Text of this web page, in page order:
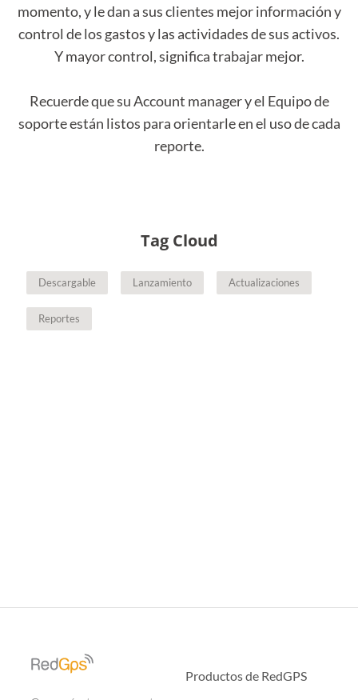
momento, y le dan a sus clientes mejor información y
control de los gastos y las actividades de sus activos.
Y mayor control, significa trabajar mejor.
Recuerde que su Account manager y el Equipo de
soporte están listos para orientarle en el uso de cada
reporte.
Tag Cloud
Descargable Lanzamiento Actualizaciones
Reportes
Productos de RedGPS